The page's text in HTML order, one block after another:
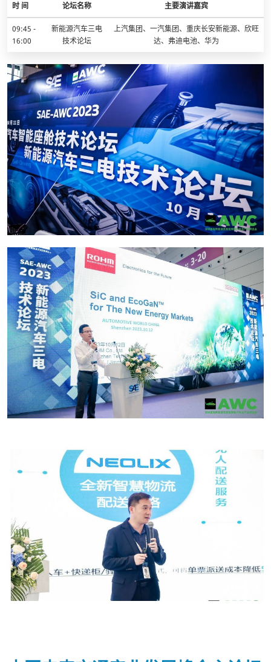
时 间 论坛名称 主要演讲嘉宾
09:45 -
16:00
新能源汽车三电
技术论坛
上汽集团、一汽集团、重庆长安新能源、欣旺
达、弗迪电池、华为